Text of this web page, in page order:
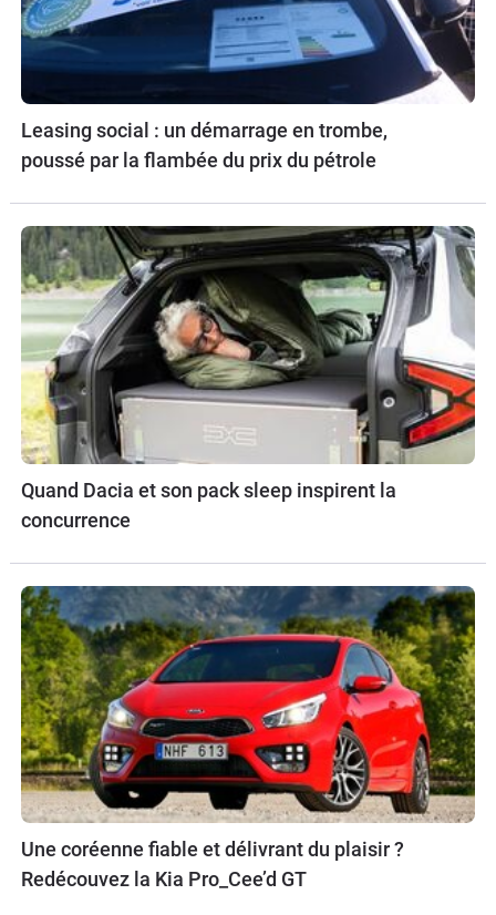
Leasing social : un démarrage en trombe,
poussé par la flambée du prix du pétrole
Quand Dacia et son pack sleep inspirent la
concurrence
Une coréenne fiable et délivrant du plaisir ?
Redécouvez la Kia Pro_Cee’d GT